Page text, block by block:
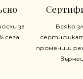
за
сега,
Всяко
промениш